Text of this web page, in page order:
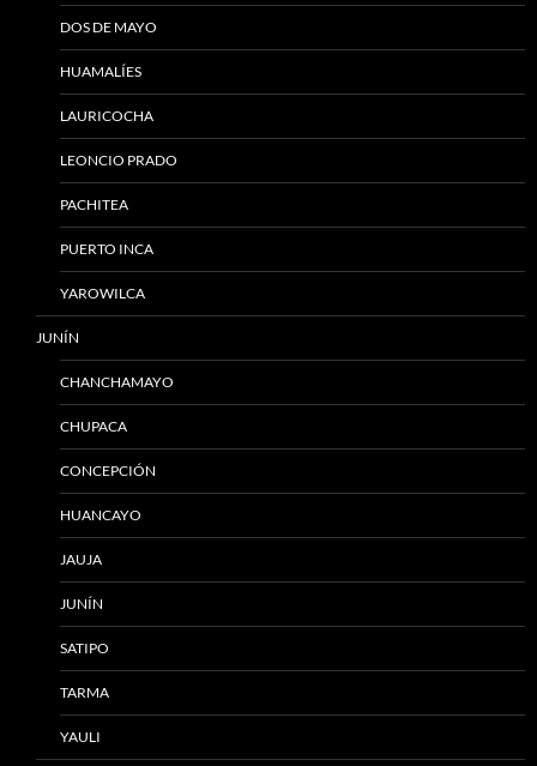
DOS DE MAYO
HUAMALÍES
LAURICOCHA
LEONCIO PRADO
PACHITEA
PUERTO INCA
YAROWILCA
JUNÍN
CHANCHAMAYO
CHUPACA
CONCEPCIÓN
HUANCAYO
JAUJA
JUNÍN
SATIPO
TARMA
YAULI